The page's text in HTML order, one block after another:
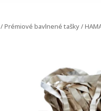
/Prémiové bavlnené tašky/